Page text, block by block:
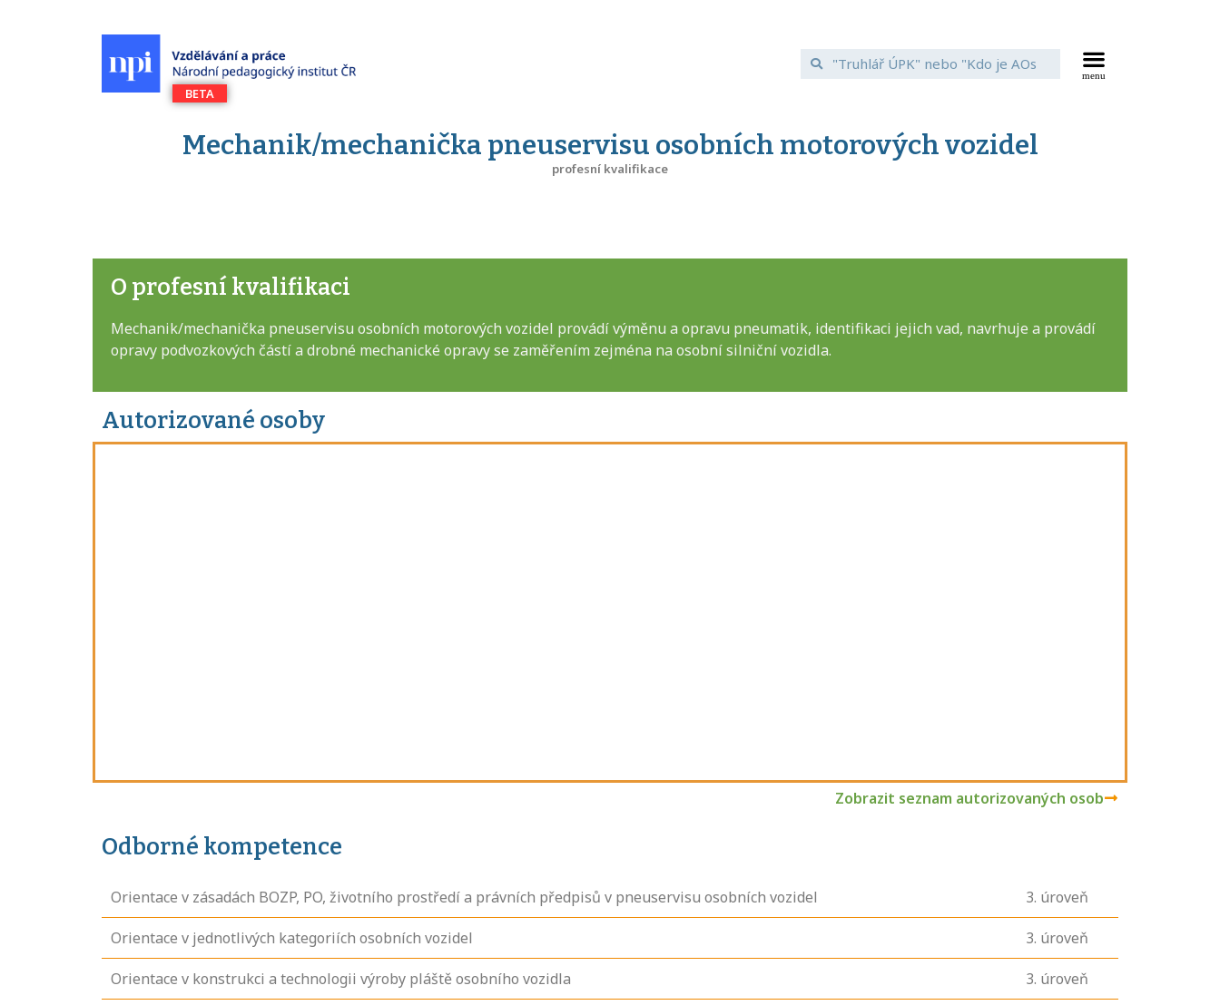
Mechanik/mechanička pneuservisu osobních motorových vozidel
profesní kvalifikace
O profesní kvalifikaci
Mechanik/mechanička pneuservisu osobních motorových vozidel provádí výměnu a opravu pneumatik, identifikaci jejich vad, navrhuje a provádí
opravy podvozkových částí a drobné mechanické opravy se zaměřením zejména na osobní silniční vozidla.
Autorizované osoby
Zobrazit seznam autorizovaných osob
Odborné kompetence
Orientace v zásadách BOZP, PO, životního prostředí a právních předpisů v pneuservisu osobních vozidel 3. úroveň
Orientace v jednotlivých kategoriích osobních vozidel 3. úroveň
Orientace v konstrukci a technologii výroby pláště osobního vozidla 3. úroveň